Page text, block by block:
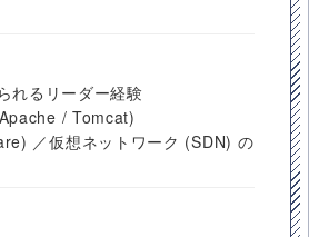
れるリーダー経験
/ Tomcat)
／仮想ネットワーク (SDN) の